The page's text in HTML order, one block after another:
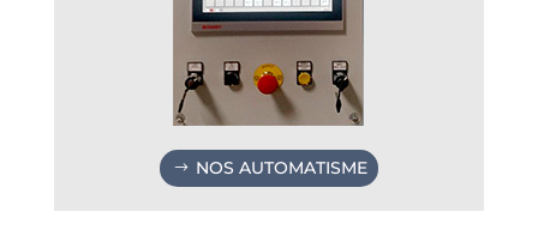
NOS AUTOMATISME